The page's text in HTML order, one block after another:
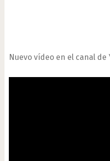
Nuevo vídeo en el canal de